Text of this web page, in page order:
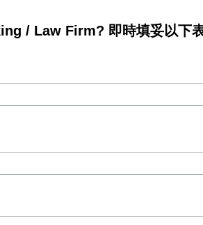
/ Law Firm? 即時填妥以下